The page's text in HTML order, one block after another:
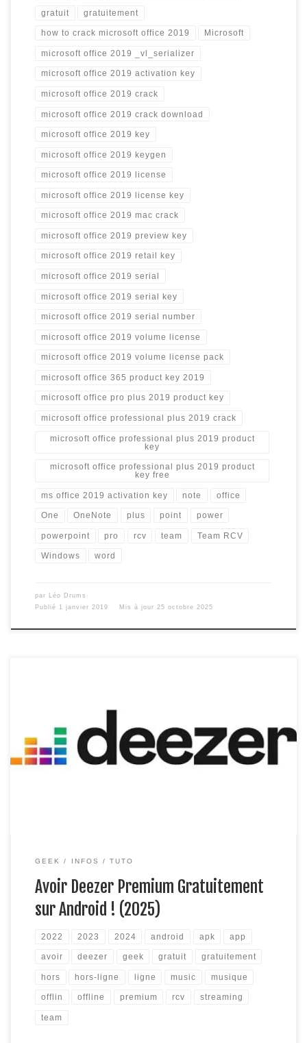
gratuit gratuitement
how to crack microsoft office 2019 Microsoft
microsoft office 2019 _vl_serializer
microsoft office 2019 activation key
microsoft office 2019 crack
microsoft office 2019 crack download
microsoft office 2019 key
microsoft office 2019 keygen
microsoft office 2019 license
microsoft office 2019 license key
microsoft office 2019 mac crack
microsoft office 2019 preview key
microsoft office 2019 retail key
microsoft office 2019 serial
microsoft office 2019 serial key
microsoft office 2019 serial number
microsoft office 2019 volume license
microsoft office 2019 volume license pack
microsoft office 365 product key 2019
microsoft office pro plus 2019 product key
microsoft office professional plus 2019 crack
microsoft office professional plus 2019 product
key
microsoft office professional plus 2019 product
key free
ms office 2019 activation key note office
One OneNote plus point power
powerpoint pro rcv team Team RCV
Windows word
par Léo Drums
Publié 1 janvier 2019 Mis à jour 25 octobre 2025
Android avec le mode hors ligne ? Vous êtes sur le bon
tutoriel, suivez les étapes ci-dessous et en quelques minutes
vous aurez Deezer avec le mode premium ! Version Spotify,
GEEK INFOS TUTO
Avoir Deezer Premium Gratuitement
sur Android ! (2025)
2022 2023 2024 android apk app
avoir deezer geek gratuit gratuitement
hors hors-ligne ligne music musique
offlin offline premium rcv streaming
team